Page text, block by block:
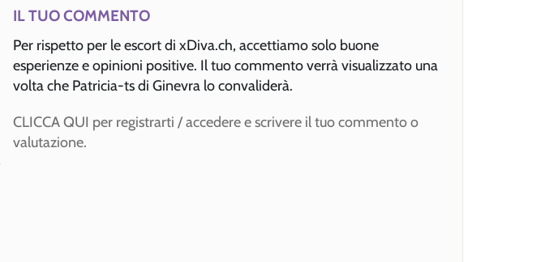
IL TUO COMMENTO
Per rispetto per le escort di xDiva.ch, accettiamo solo buone
esperienze e opinioni positive. Il tuo commento verrà visualizzato una
volta che Patricia-ts di Ginevra lo convaliderà.
CLICCA QUI per registrarti / accedere e scrivere il tuo commento o
valutazione.